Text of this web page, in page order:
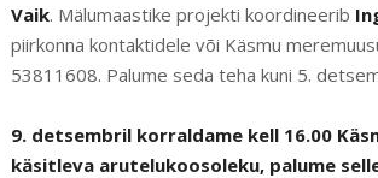
Vaik. Mälumaastike projekti koordineerib
piirkonna kontaktidele või Käsmu
53811608. Palume seda teha kuni 5.
9. detsembril korraldame kell 16.00
käsitleva arutelukoosoleku, palume